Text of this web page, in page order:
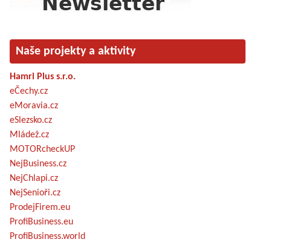
Naše projekty a aktivity
Hamri Plus s.r.o.
eČechy.cz
eMoravia.cz
eSlezsko.cz
Mládež.cz
MOTORcheckUP
NejBusiness.cz
NejChlapi.cz
NejSenioři.cz
ProdejFirem.eu
ProfiBusiness.eu
ProfiBusiness.world